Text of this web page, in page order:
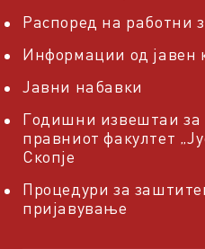
Распоред на работни
Информации од јавен
Јавни набавки
Годишни извештаи за
правниот факултет
Скопје
Процедури за
пријавување